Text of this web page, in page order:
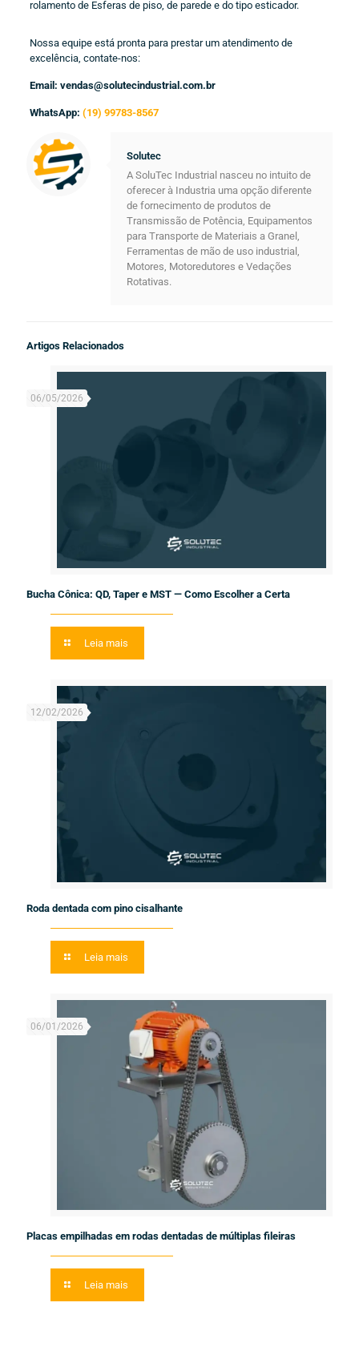
rolamento de Esferas de piso, de parede e do tipo esticador.
Nossa equipe está pronta para prestar um atendimento de
excelência, contate-nos:
Email: vendas@solutecindustrial.com.br
WhatsApp: (19) 99783-8567
Solutec
A SoluTec Industrial nasceu no intuito de
oferecer à Industria uma opção diferente
de fornecimento de produtos de
Transmissão de Potência, Equipamentos
para Transporte de Materiais a Granel,
Ferramentas de mão de uso industrial,
Motores, Motoredutores e Vedações
Rotativas.
Artigos Relacionados
06/05/2026
Bucha Cônica: QD, Taper e MST — Como Escolher a Certa
Leia mais
12/02/2026
Roda dentada com pino cisalhante
Leia mais
06/01/2026
Placas empilhadas em rodas dentadas de múltiplas fileiras
Leia mais